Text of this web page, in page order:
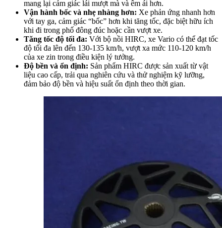
mang lại cảm giác lái mượt mà và êm ái hơn.
Vận hành bốc và nhẹ nhàng hơn: Xe phản ứng nhanh hơn
với tay ga, cảm giác “bốc” hơn khi tăng tốc, đặc biệt hữu ích
khi đi trong phố đông đúc hoặc cần vượt xe.
Tăng tốc độ tối đa: Với bộ nồi HIRC, xe Vario có thể đạt tốc
độ tối đa lên đến 130-135 km/h, vượt xa mức 110-120 km/h
của xe zin trong điều kiện lý tưởng.
Độ bền và ổn định: Sản phẩm HIRC được sản xuất từ vật
liệu cao cấp, trải qua nghiên cứu và thử nghiệm kỹ lưỡng,
đảm bảo độ bền và hiệu suất ổn định theo thời gian.